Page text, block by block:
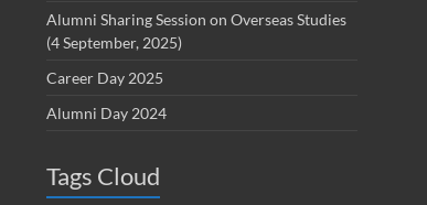
Alumni Sharing Session on Overseas Studies
(4 September, 2025)
Career Day 2025
Alumni Day 2024
Tags Cloud